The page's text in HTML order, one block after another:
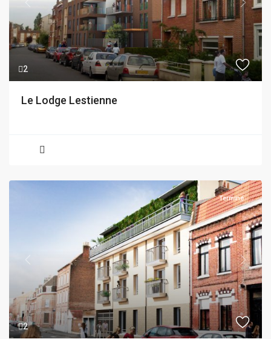
2
Previous Next
Le Lodge Lestienne
2
Previous Next
Terminé